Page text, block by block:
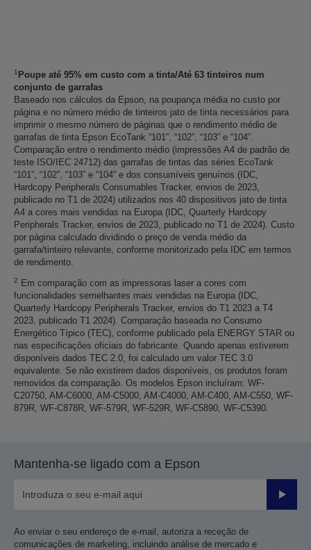
1 Poupe até 95% em custo com a tinta/Até 63 tinteiros num
conjunto de garrafas
Baseado nos cálculos da Epson, na poupança média no custo por
página e no número médio de tinteiros jato de tinta necessários para
imprimir o mesmo número de páginas que o rendimento médio de
garrafas de tinta Epson EcoTank “101”, “102”, “103” e “104”.
Comparação entre o rendimento médio (impressões A4 de padrão de
teste ISO/IEC 24712) das garrafas de tintas das séries EcoTank
“101”, “102”, “103” e “104” e dos consumíveis genuínos (IDC,
Hardcopy Peripherals Consumables Tracker, envios de 2023,
publicado no T1 de 2024) utilizados nos 40 dispositivos jato de tinta
A4 a cores mais vendidas na Europa (IDC, Quarterly Hardcopy
Peripherals Tracker, envios de 2023, publicado no T1 de 2024). Custo
por página calculado dividindo o preço de venda médio da
garrafa/tinteiro relevante, conforme monitorizado pela IDC em termos
de rendimento.
2
Em comparação com as impressoras laser a cores com
funcionalidades semelhantes mais vendidas na Europa (IDC,
Quarterly Hardcopy Peripherals Tracker, envios do T1 2023 a T4
2023, publicado T1 2024). Comparação baseada no Consumo
Energético Típico (TEC), conforme publicado pela ENERGY STAR ou
nas especificações oficiais do fabricante. Quando apenas estiverem
disponíveis dados TEC 2.0, foi calculado um valor TEC 3.0
equivalente. Se não existirem dados disponíveis, os produtos foram
removidos da comparação. Os modelos Epson incluíram: WF-
C20750, AM-C6000, AM-C5000, AM-C4000, AM-C400, AM-C550, WF-
879R, WF-C878R, WF-579R, WF-529R, WF-C5890, WF-C5390.
Mantenha-se ligado com a Epson
Enviar
Ao enviar o seu endereço de e-mail, autoriza a receção de
comunicações de marketing, incluindo análise de mercado e